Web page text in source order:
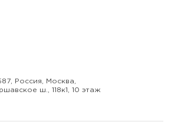
Россия, Москва,
ш., 118к1, 10 этаж